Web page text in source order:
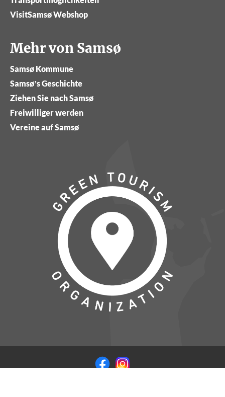
VisitSamsø Webshop
Mehr von Samsø
Samsø Kommune
Samsø’s Geschichte
Ziehen Sie nach Samsø
Freiwilliger werden
Vereine auf Samsø